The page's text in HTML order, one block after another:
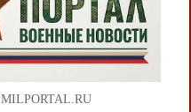
MILPORTAL.RU